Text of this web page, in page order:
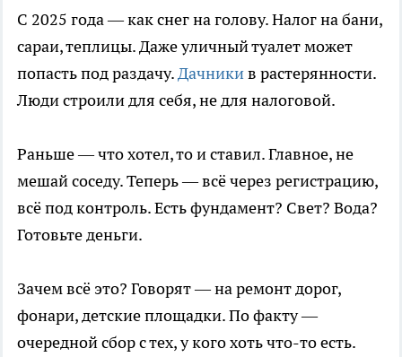
С 2025 года — как снег на голову. Налог на бани,
сараи, теплицы. Даже уличный туалет может
попасть под раздачу.Дачникив растерянности.
Люди строили для себя, не для налоговой.
Раньше — что хотел, то и ставил. Главное, не
мешай соседу. Теперь — всё через регистрацию,
всё под контроль. Есть фундамент? Свет? Вода?
Готовьте деньги.
Зачем всё это? Говорят — на ремонт дорог,
фонари, детские площадки. По факту —
очередной сбор с тех, у кого хоть что-то есть.